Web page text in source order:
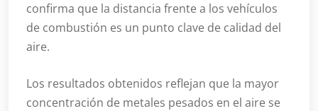
confirma que la distancia frente a los vehículos
de combustión es un punto clave de calidad del
aire.
Los resultados obtenidos reflejan que la mayor
concentración de metales pesados en el aire se